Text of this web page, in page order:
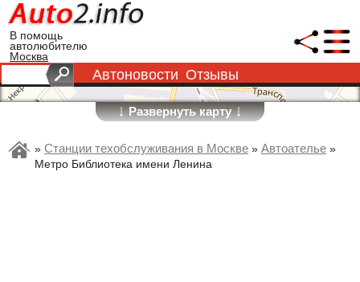
В помощь
автолюбителю
Москва
Автоновости Отзывы
↓Развернуть карту↓
» Станции техобслуживания в Москве » Автоателье »
Метро Библиотека имени Ленина